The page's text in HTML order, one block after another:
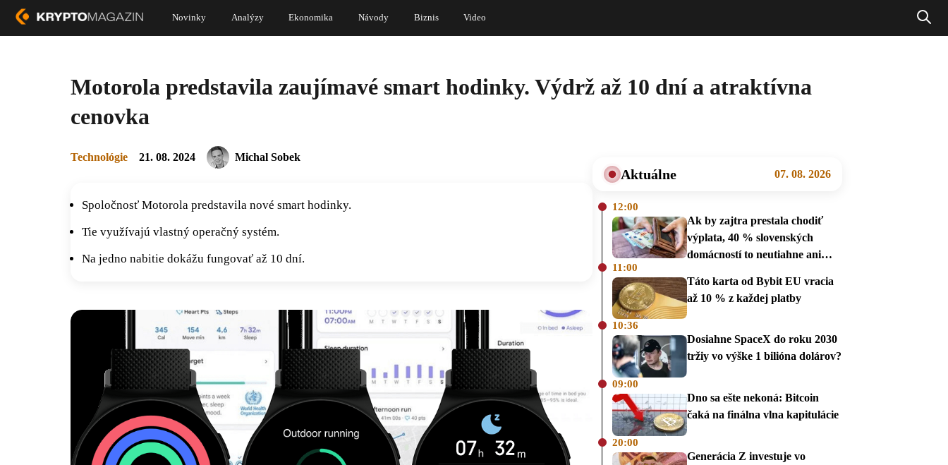
Novinky Analýzy Ekonomika Návody Biznis Video
Motorola predstavila zaujímavé smart hodinky. Výdrž až 10 dní a atraktívna
cenovka
Technológie 21. 08. 2024 Michal Sobek
Spoločnosť Motorola predstavila nové smart hodinky.
Tie využívajú vlastný operačný systém.
Na jedno nabitie dokážu fungovať až 10 dní.
Aktuálne 07. 08. 2026
12:00
Ak by zajtra prestala chodiť
výplata, 40 % slovenských
domácností to neutiahne ani
11:00
Táto karta od Bybit EU vracia
až 10 % z každej platby
10:36
Dosiahne SpaceX do roku 2030
tržiy vo výške 1 bilióna dolárov?
09:00
Dno sa ešte nekoná: Bitcoin
čaká na finálna vlna kapitulácie
20:00
Generácia Z investuje vo